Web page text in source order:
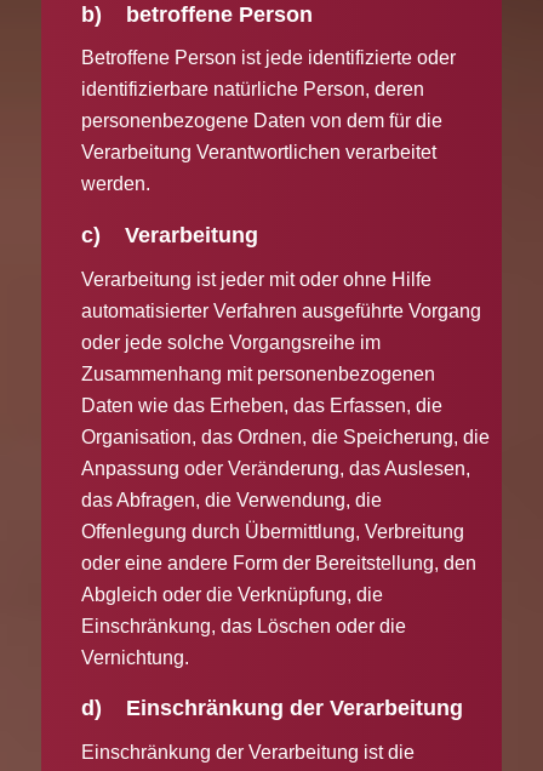
b) betroffene Person
Betroffene Person ist jede identifizierte oder
identifizierbare natürliche Person, deren
personenbezogene Daten von dem für die
Verarbeitung Verantwortlichen verarbeitet
werden.
c) Verarbeitung
Verarbeitung ist jeder mit oder ohne Hilfe
automatisierter Verfahren ausgeführte Vorgang
oder jede solche Vorgangsreihe im
Zusammenhang mit personenbezogenen
Daten wie das Erheben, das Erfassen, die
Organisation, das Ordnen, die Speicherung, die
Anpassung oder Veränderung, das Auslesen,
das Abfragen, die Verwendung, die
Offenlegung durch Übermittlung, Verbreitung
oder eine andere Form der Bereitstellung, den
Abgleich oder die Verknüpfung, die
Einschränkung, das Löschen oder die
Vernichtung.
d) Einschränkung der Verarbeitung
Einschränkung der Verarbeitung ist die